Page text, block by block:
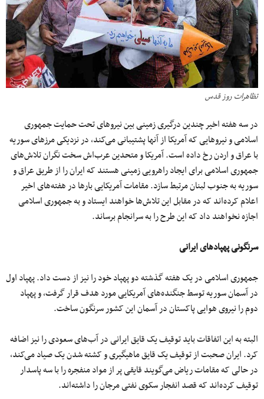
تظاهرات روز قدس
در سه هفته اخیر چندین درگیری زمینی بین نیرو‌های تحت حمایت جمهوری
اسلامی و نیروهایی که آمریکا از آنها پشتیبانی می‌کند، در نزدیکی مرز‌های سوریه
با عراق و اردن رخ داده است. آمریکا و متحدین عرب‌اش سخت نگران تلاش‌های
جمهوری اسلامی برای ایجاد راهرویی زمینی هستند که ایران را از طریق عراق و
سوریه به جنوب لبنان مرتبط سازد. مقامات آمریکایی بارها در هفته‌های اخیر
اعلام کرده‌اند که در مقابل این تلاش‌ها خواهند ایستاد و به جمهوری اسلامی
اجازه نخواهند داد که این طرح را به سرانجام برساند.
سرنگونی پهپاد‌های ایرانی
جمهوری اسلامی در یک هفته گذشته دو پهپاد خود را نیز از دست داد. پهپاد اول
در آسمان سوریه توسط جنگنده‌های آمریکایی مورد هدف قرار گرفت، و پهپاد
دوم را نیروی هوایی پاکستان در آسمان این کشور سرنگون ساخت.
البته به این اتفاقات باید توقیف یک قایق ایرانی در آب‌های سعودی را نیز اضافه
کرد. ایران صحبت از توقیف یک قایق ماهیگیری و کشته شدن یک صیاد می‌کند،
در حالی که مقامات ریاض می‌گویند قایقی پر از مواد منفجره را با سه پاسدار
توقیف کرده‌اند که قصد انفجار سکوی نفتی مرجان را داشته‌اند.